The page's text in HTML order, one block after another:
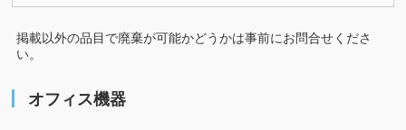
掲載以外の品目で廃棄が可能かどうかは事前にお問合せくださ
い。
オフィス機器